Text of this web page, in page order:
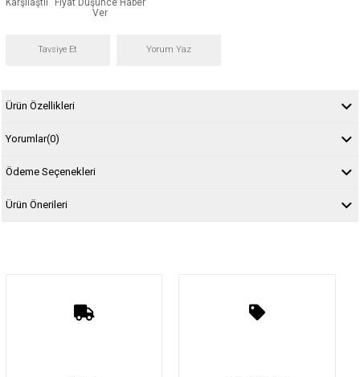
Ver
Tavsiye Et Yorum Yaz
Ürün Özellikleri
Yorumlar(0)
Ödeme Seçenekleri
Ürün Önerileri